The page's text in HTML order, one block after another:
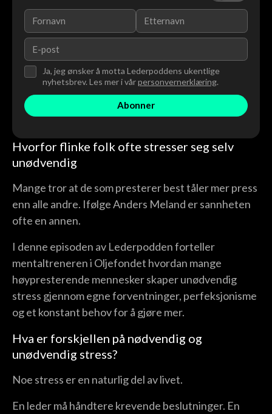
Ja, jeg ønsker å motta Lederpoddens ukentlige
nyhetsbrev. Les mer i vårpersonvernerklæring.
Hvorfor flinke folk ofte stresser seg selv
unødvendig
Mange tror at de som presterer best tåler mer press
enn alle andre. Ifølge Anders Meland er sannheten
ofte en annen.
I denne episoden av Lederpodden forteller
mentaltreneren i Oljefondet hvordan mange
høypresterende mennesker skaper unødvendig
stress gjennom egne forventninger, perfeksjonisme
og et konstant behov for å gjøre mer.
Hva er forskjellen på nødvendig og
unødvendig stress?
Noe stress er en naturlig del av livet.
En leder må håndtere krevende beslutninger. En